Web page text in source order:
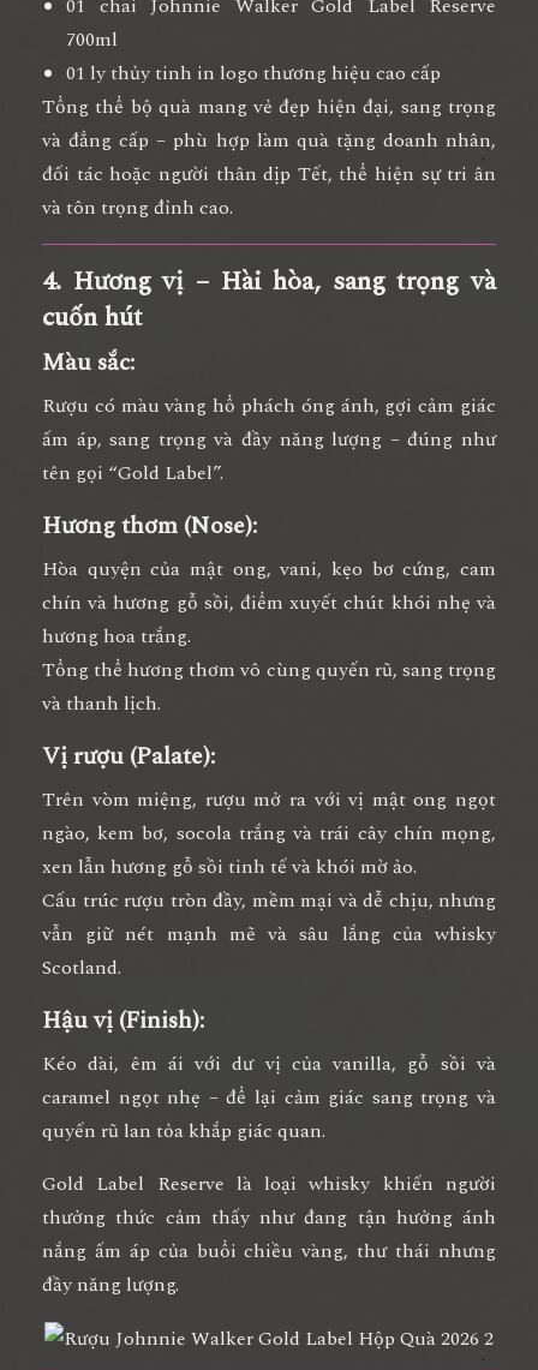
700ml
01 ly thủy tinh in logo thương hiệu cao cấp
Tổng thể bộ quà mang vẻ đẹp hiện đại, sang trọng
và đẳng cấp – phù hợp làm quà tặng doanh nhân,
đối tác hoặc người thân dịp Tết, thể hiện sự tri ân
và tôn trọng đỉnh cao.
4. Hương vị – Hài hòa, sang trọng và
cuốn hút
Màu sắc:
Rượu có màuvàng hổ phách óng ánh, gợi cảm giác
ấm áp, sang trọng và đầy năng lượng – đúng như
tên gọi “Gold Label”.
Hương thơm (Nose):
Hòa quyện của mật ong, vani, kẹo bơ cứng, cam
chín và hương gỗ sồi, điểm xuyếtchút khói nhẹ và
hương hoa trắng.
Tổng thể hương thơm vô cùng quyến rũ, sang trọng
và thanh lịch.
Vị rượu (Palate):
Trên vòm miệng, rượu mở ra với vị mật ong ngọt
ngào, kem bơ, socola trắng và trái cây chín mọng,
xen lẫn hương gỗ sồi tinh tế và khói mờ ảo.
Cấu trúc rượu tròn đầy, mềm mại và dễ chịu, nhưng
vẫn giữ nét mạnh mẽ và sâu lắng của whisky
Scotland.
Hậu vị (Finish):
Kéo dài, êm ái với dư vị củavanilla, gỗ sồi và
caramel ngọt nhẹ – để lại cảm giác sang trọng và
quyến rũ lan tỏa khắp giác quan.
Gold Label Reserve là loại whisky khiến người
thưởng thức cảm thấy như đang tận hưởng ánh
nắng ấm áp của buổi chiều vàng, thư thái nhưng
đầy năng lượng.